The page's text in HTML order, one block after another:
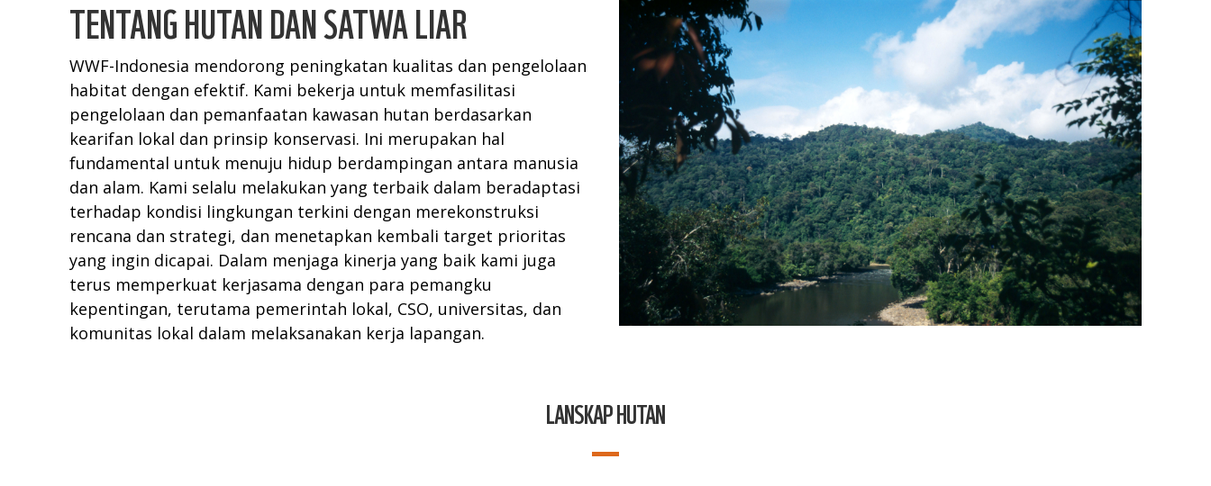
TENTANG HUTAN DAN SATWA LIAR
WWF-Indonesia mendorong peningkatan kualitas dan pengelolaan
habitat dengan efektif. Kami bekerja untuk memfasilitasi
pengelolaan dan pemanfaatan kawasan hutan berdasarkan
kearifan lokal dan prinsip konservasi. Ini merupakan hal
fundamental untuk menuju hidup berdampingan antara manusia
dan alam. Kami selalu melakukan yang terbaik dalam beradaptasi
terhadap kondisi lingkungan terkini dengan merekonstruksi
rencana dan strategi, dan menetapkan kembali target prioritas
yang ingin dicapai. Dalam menjaga kinerja yang baik kami juga
terus memperkuat kerjasama dengan para pemangku
kepentingan, terutama pemerintah lokal, CSO, universitas, dan
komunitas lokal dalam melaksanakan kerja lapangan.
LANSKAP HUTAN